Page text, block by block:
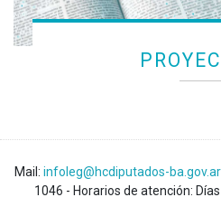
Mail: infoleg@hcdiputados-ba.gov.ar
1046 - Horarios de atención: